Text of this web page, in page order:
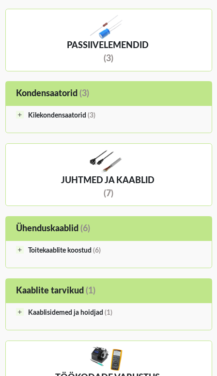
PASSIIVELEMENDID
(3)
Kondensaatorid (3)
Kilekondensaatorid (3)
JUHTMED JA KAABLID
(7)
Ühenduskaablid (6)
Toitekaablite koostud (6)
Kaablite tarvikud (1)
Kaablisidemed ja hoidjad (1)